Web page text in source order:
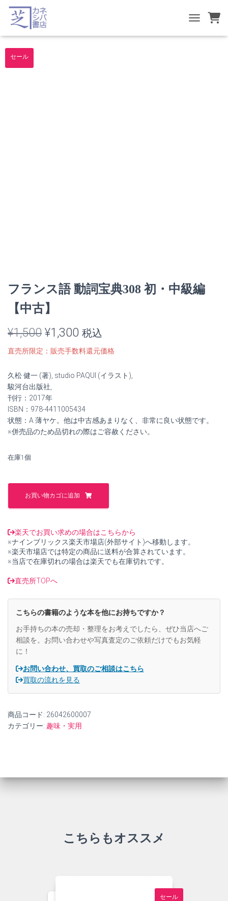
TOGGLE
セール
フランス語 動詞宝典308 初・中級編
【中古】
¥1,500 元
の
価
格
は
¥1,500
た。
¥1,300 現
在
の
格
は
す。
税込
直売所限定：販売手数料還元価格
久松 健一 (著), studio PAQUI (イラスト),
駿河台出版社,
刊行：2017年
ISBN：978-4411005434
状態：A 薄ヤケ。他は中古感あまりなく、非常に良い状態です。
※併売品のため品切れの際はご容赦ください。
在庫1個
フ
ス
動
詞
宝
典
初・
級
【中
古】
お買い物カゴに追加
楽天でお買い求めの場合はこちらから
※ナインブリックス楽天市場店(外部サイト)へ移動します。
※楽天市場店では特定の商品に送料が合算されています。
※当店で在庫切れの場合は楽天でも在庫切れです。
直売所TOPへ
こちらの書籍のような本を他にお持ちですか？
お手持ちの本の売却・整理をお考えでしたら、ぜひ当店へご
相談を。お問い合わせや写真査定のご依頼だけでもお気軽
に！
お問い合わせ、買取のご相談はこちら
買取の流れを見る
商品コード: 26042600007
カテゴリー: 趣味・実用
こちらもオススメ
セール